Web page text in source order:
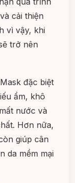
cải thiện
vì vậy, khi
trở nên
đặc biệt
ẩm, khô
nước và
Hơn nữa,
giúp cân
da mềm mại